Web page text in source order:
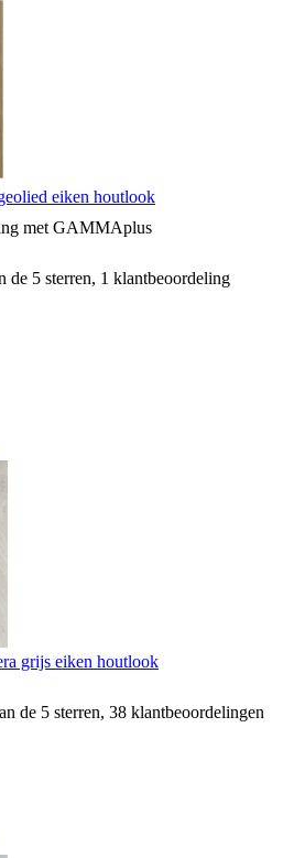
eiken houtlook
met GAMMAplus
de 5 sterren, 1 klantbeoordeling
grijs eiken houtlook
de 5 sterren, 38 klantbeoordelingen